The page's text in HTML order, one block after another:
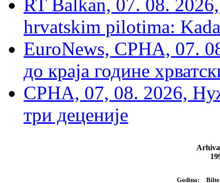
RT Balkan, 07. 08.
hrvatskim pilotima:
EuroNews, СРНА, 07.
до краја године
СРНА, 07, 08. 2026,
три деценије
Godina: